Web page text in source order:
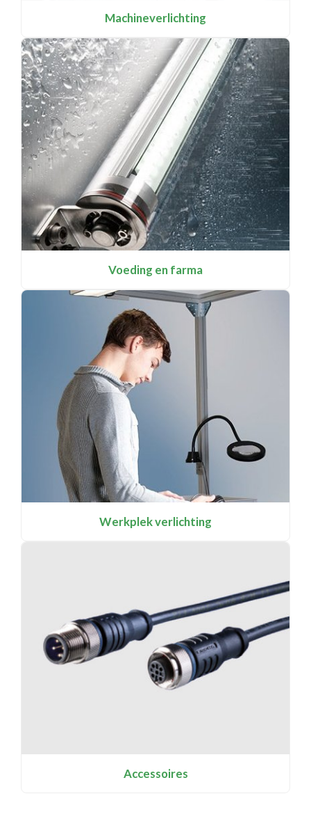
Machineverlichting
Voeding en farma
Werkplek verlichting
Accessoires